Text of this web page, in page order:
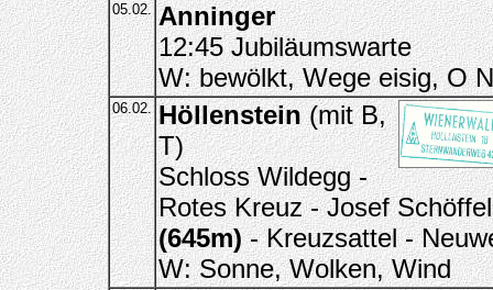
05.02. Anninger
12:45 Jubiläumswarte
W: bewölkt, Wege eisig, O
06.02. Höllenstein(mit B,
T)
Schloss Wildegg -
Rotes Kreuz - Josef
(645m)- Kreuzsattel -
W: Sonne, Wolken, Wind